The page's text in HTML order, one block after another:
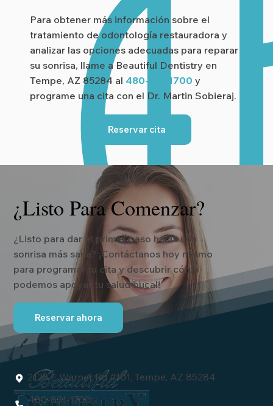
Para obtener más información sobre el
tratamiento de odontología restauradora y
analizar las opciones adecuadas para reparar
su sonrisa, llame a Beautiful Dentistry en
Tempe, AZ 85284 al 480-831-1700 y
programe una cita con el Dr. Martin Sobieraj.
Reservar cita
¿Listo Para Comenzar?
¿Listo para dar el primer paso hacia una
sonrisa más sana? ¡Contáctanos hoy mismo
para programar tu cita y descubrir cómo
podemos apoyar tu salud bucal!
Reservar ahora
2125 E Warner Rd #101, Tempe, AZ 85284
480-831-1700